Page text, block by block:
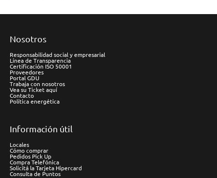
Nosotros
Responsabilidad social y empresarial
Línea de Transparencia
Certificación ISO 50001
Proveedores
Portal GDU
Trabaja con nosotros
Vea su Ticket aquí
Contacto
Política energética
Información útil
Locales
Cómo comprar
Pedidos Pick Up
Compra Telefónica
Solicitá la Tarjeta Hipercard
Consulta de Puntos